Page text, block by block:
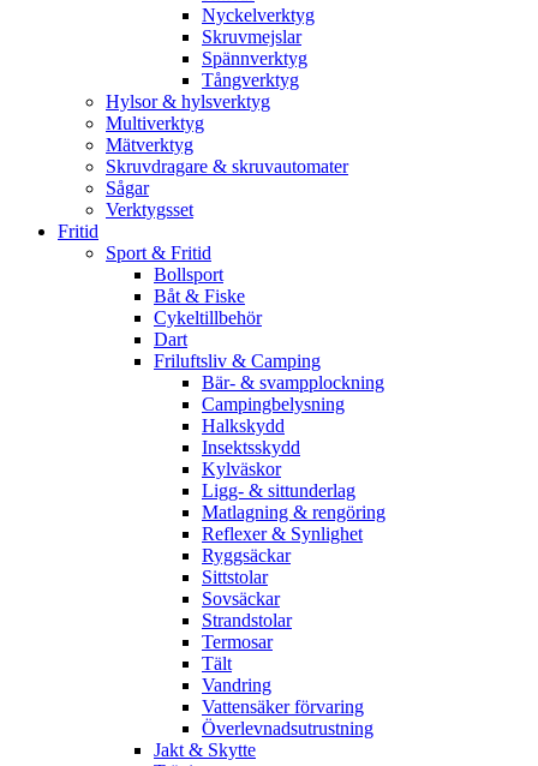
Nyckelverktyg
Skruvmejslar
Spännverktyg
Tångverktyg
Hylsor & hylsverktyg
Multiverktyg
Mätverktyg
Skruvdragare & skruvautomater
Sågar
Verktygsset
Fritid
Sport & Fritid
Bollsport
Båt & Fiske
Cykeltillbehör
Dart
Friluftsliv & Camping
Bär- & svampplockning
Campingbelysning
Halkskydd
Insektsskydd
Kylväskor
Ligg- & sittunderlag
Matlagning & rengöring
Reflexer & Synlighet
Ryggsäckar
Sittstolar
Sovsäckar
Strandstolar
Termosar
Tält
Vandring
Vattensäker förvaring
Överlevnadsutrustning
Jakt & Skytte